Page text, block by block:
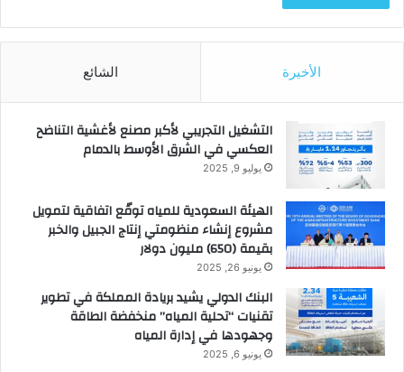
الأخيرة الشائع
التشغيل التجريبي لأكبر مصنع لأغشية التناضح
العكسي في الشرق الأوسط بالدمام
يوليو 9, 2025
الهيئة السعودية للمياه توقّع اتفاقية لتمويل
مشروع إنشاء منظومتي إنتاج الجبيل والخبر
بقيمة (650) مليون دولار
يونيو 26, 2025
البنك الدولي يشيد بريادة المملكة في تطوير
تقنيات “تحلية المياه” منخفضة الطاقة
وجهودها في إدارة المياه
يونيو 6, 2025